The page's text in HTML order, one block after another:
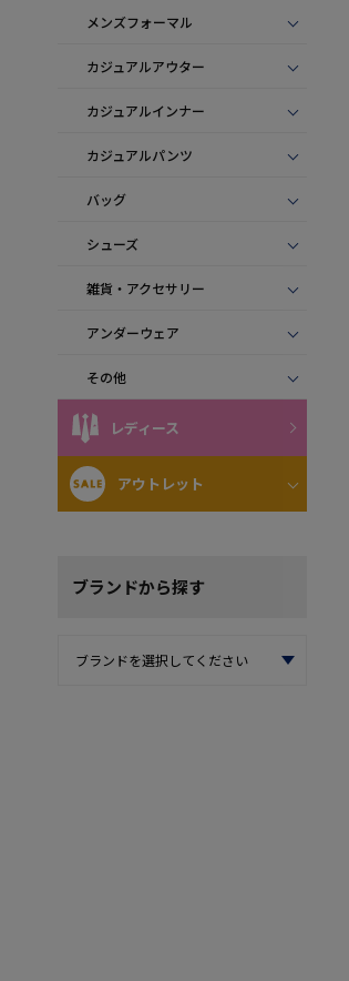
メンズフォーマル
カジュアルアウター
カジュアルインナー
カジュアルパンツ
バッグ
シューズ
雑貨・アクセサリー
アンダーウェア
その他
レディース
アウトレット
ブランドから探す